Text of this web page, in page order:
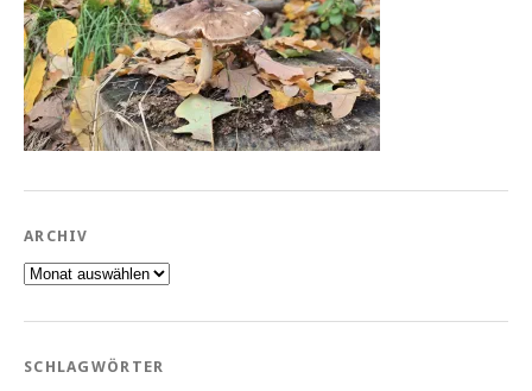
ARCHIV
Archiv
SCHLAGWÖRTER